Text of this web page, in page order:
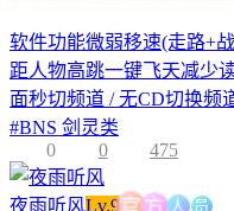
软件功能微弱移速(走路+
距人物高跳一键飞天减少
面秒切频道 / 无CD切换频
#BNS 剑灵类
0
0 475
夜雨听风Lv.9